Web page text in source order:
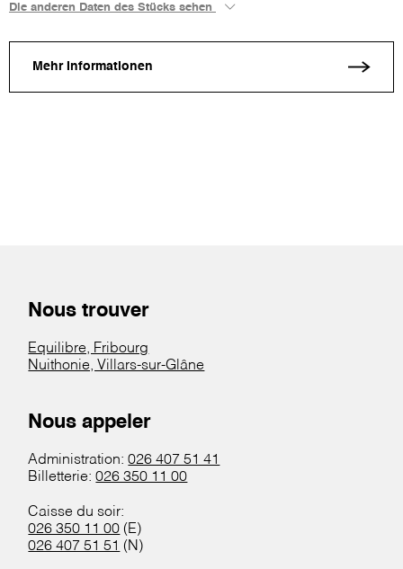
Die anderen Daten des Stücks sehen
Mehr Informationen
Nous trouver
Equilibre, Fribourg
Nuithonie, Villars-sur-Glâne
Nous appeler
Administration:026 407 51 41
Billetterie:026 350 11 00
Caisse du soir:
026 350 11 00 (E)
026 407 51 51 (N)